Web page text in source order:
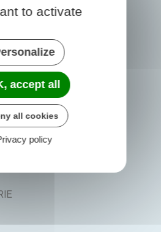
to activate
accept all
all cookies
policy